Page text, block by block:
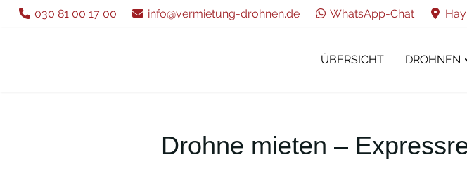
030 81 00 17 00 info@vermietung-drohnen.de WhatsApp-Chat
ÜBERSICHT DROHNEN
Drohne mieten –